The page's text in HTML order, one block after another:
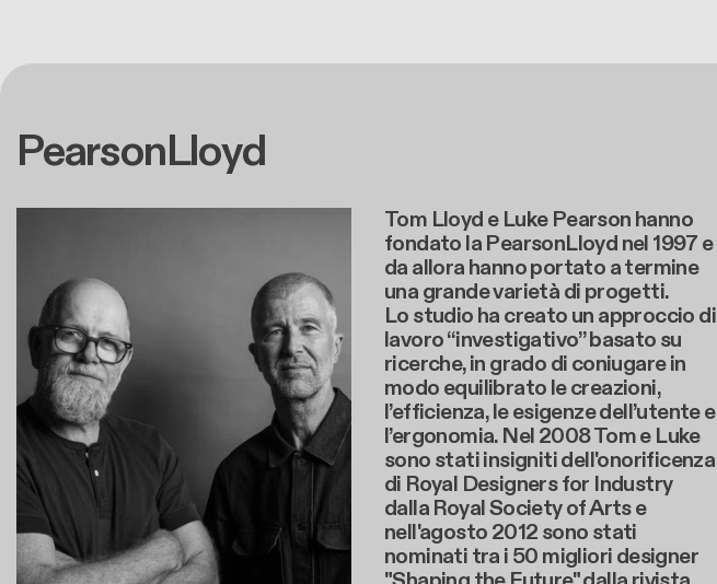
PearsonLloyd
Tom Lloyd e Luke Pearson hanno
fondato la PearsonLloyd nel 1997 e
da allora hanno portato a termine
una grande varietà di progetti.
Lo studio ha creato un approccio di
lavoro “investigativo” basato su
ricerche, in grado di coniugare in
modo equilibrato le creazioni,
l’efficienza, le esigenze dell’utente e
l’ergonomia. Nel 2008 Tom e Luke
sono stati insigniti dell'onorificenza
di Royal Designers for Industry
dalla Royal Society of Arts e
nell'agosto 2012 sono stati
nominati tra i 50 migliori designer